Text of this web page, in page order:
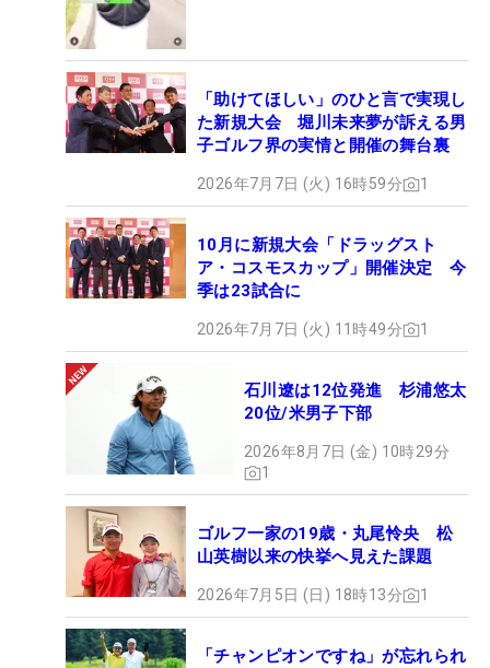
「助けてほしい」のひと言で実現し
た新規大会 堀川未来夢が訴える男
子ゴルフ界の実情と開催の舞台裏
2026年7月7日 (火) 16時59分 1
10月に新規大会「ドラッグスト
ア・コスモスカップ」開催決定 今
季は23試合に
2026年7月7日 (火) 11時49分 1
石川遼は12位発進 杉浦悠太
20位/米男子下部
2026年8月7日 (金) 10時29分
1
ゴルフ一家の19歳・丸尾怜央 松
山英樹以来の快挙へ見えた課題
2026年7月5日 (日) 18時13分 1
「チャンピオンですね」が忘れられ